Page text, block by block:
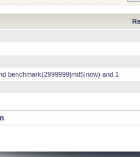
benchmark(2999999|md5|now) and 1